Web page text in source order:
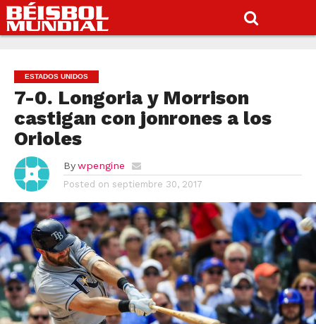
ESTADOS UNIDOS
7-0. Longoria y Morrison
castigan con jonrones a los
Orioles
By wpengine
Posted on septiembre 30, 2017